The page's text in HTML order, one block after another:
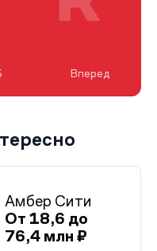
Вперед
Амбер Сити
От 18,6 до
76,4 млн ₽